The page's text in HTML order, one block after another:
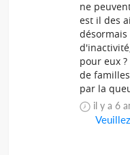
ne
est il des
pour eux
de
par la
il y a 6